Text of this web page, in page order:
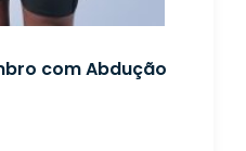
com Abdução